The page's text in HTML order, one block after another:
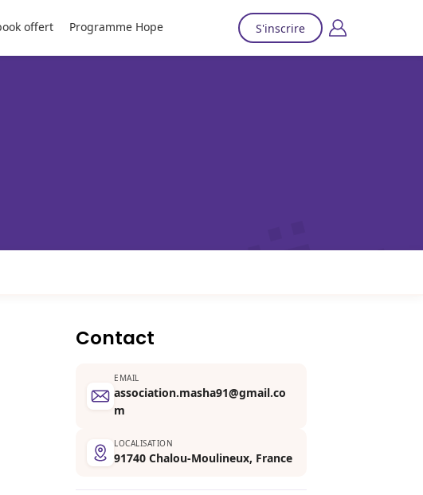
offert Programme Hope S'inscrire
Contact
EMAIL
association.masha91@gmail.co
m
LOCALISATION
91740 Chalou-Moulineux, France